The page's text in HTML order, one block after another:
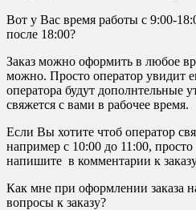
Вот у Вас время работы с 9:00-
после 18:00?
Заказ можно оформить в любое
можно. Просто оператор увидит
оператора будут дополнтельные
свяжется с вами в рабочее время.
Если Вы хотите чтоб оператор
например с 10:00 до 11:00,
напишите в комментарии к
Как мне при оформлении заказа
вопросы к заказу?